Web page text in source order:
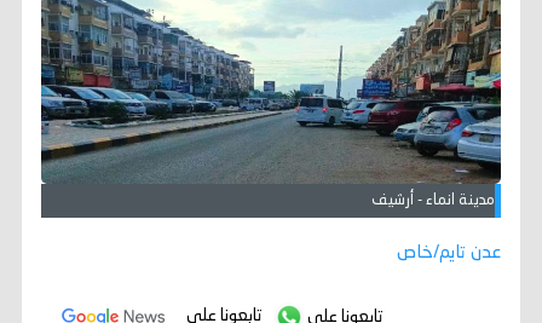
مدينة انماء - أرشيف
عدن تايم/خاص
تابعونا على تابعونا على